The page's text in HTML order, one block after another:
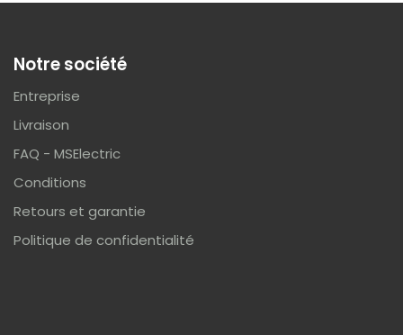
Notre société
Entreprise
Livraison
FAQ - MSElectric
Conditions
Retours et garantie
Politique de confidentialité